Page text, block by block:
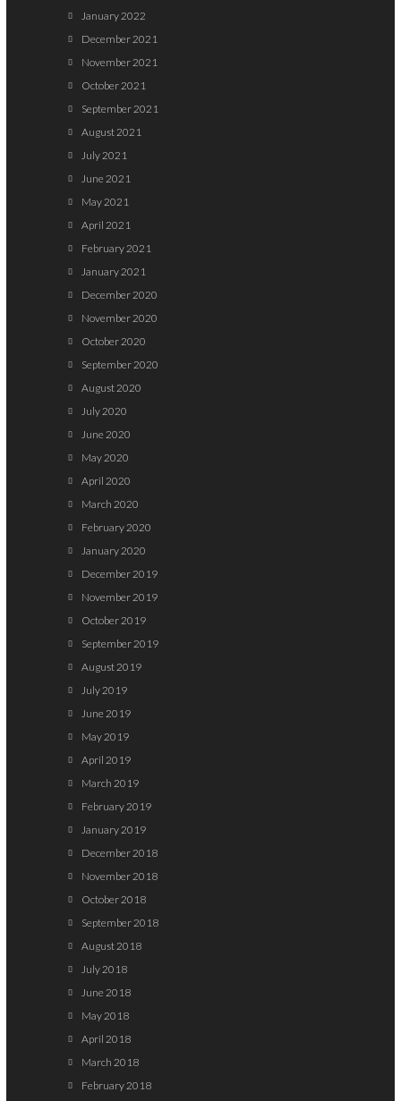
January 2022
December 2021
November 2021
October 2021
September 2021
August 2021
July 2021
June 2021
May 2021
April 2021
February 2021
January 2021
December 2020
November 2020
October 2020
September 2020
August 2020
July 2020
June 2020
May 2020
April 2020
March 2020
February 2020
January 2020
December 2019
November 2019
October 2019
September 2019
August 2019
July 2019
June 2019
May 2019
April 2019
March 2019
February 2019
January 2019
December 2018
November 2018
October 2018
September 2018
August 2018
July 2018
June 2018
May 2018
April 2018
March 2018
February 2018